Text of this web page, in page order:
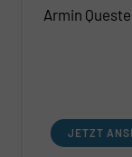
Armin
JETZT